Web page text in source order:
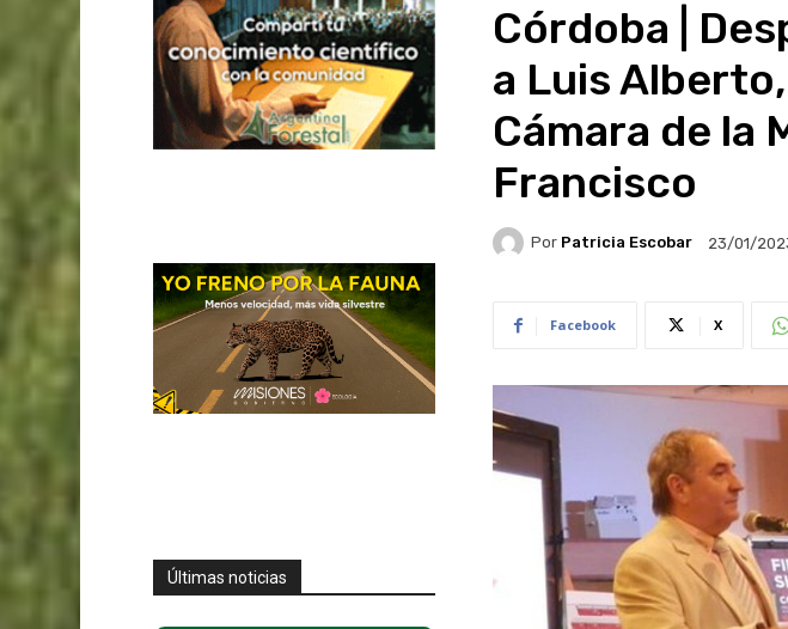
Últimas noticias
Córdoba |
a Luis
Cámara de la
Francisco
Por Patricia Escobar 23/01/
Facebook X